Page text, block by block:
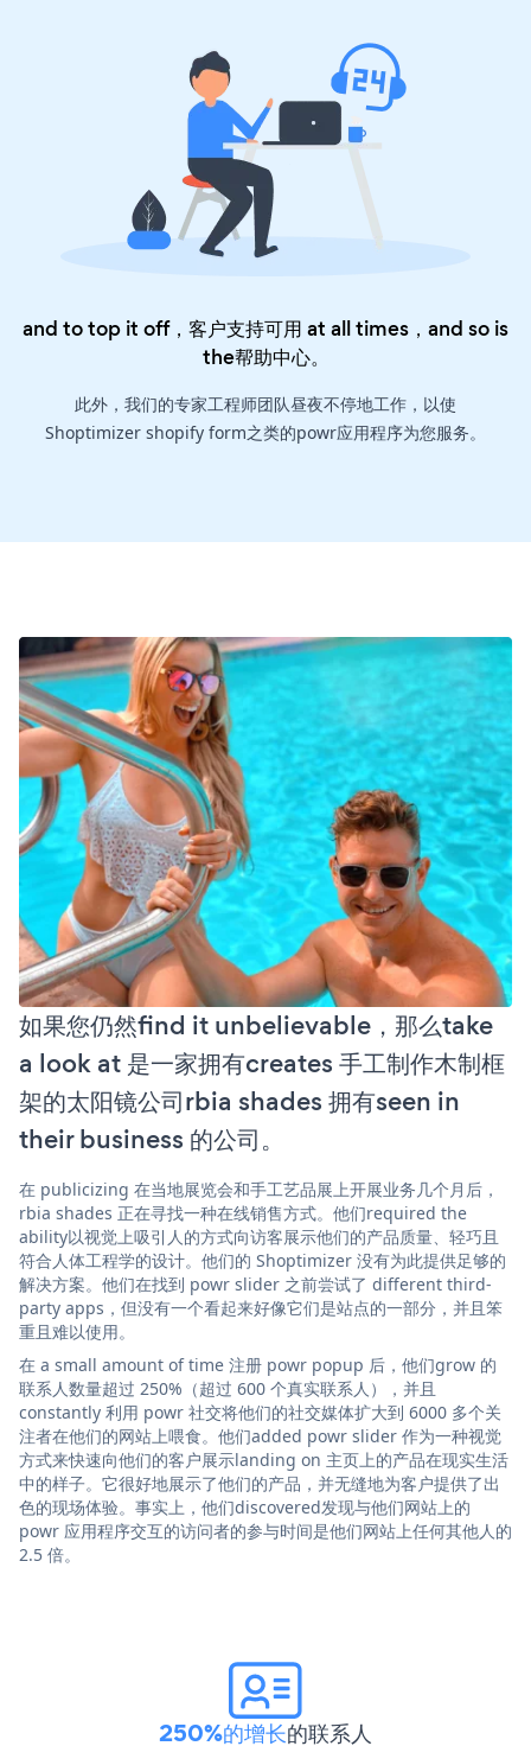
and to top it off，客户支持可用 at all times，and so is
the帮助中心。
此外，我们的专家工程师团队昼夜不停地工作，以使
Shoptimizer shopify form之类的powr应用程序为您服务。
如果您仍然find it unbelievable，那么take
a look at 是一家拥有creates 手工制作木制框
架的太阳镜公司rbia shades 拥有seen in
their business 的公司。
在 publicizing 在当地展览会和手工艺品展上开展业务几个月后，
rbia shades 正在寻找一种在线销售方式。他们required the
ability以视觉上吸引人的方式向访客展示他们的产品质量、轻巧且
符合人体工程学的设计。他们的 Shoptimizer 没有为此提供足够的
解决方案。他们在找到 powr slider 之前尝试了 different third-
party apps，但没有一个看起来好像它们是站点的一部分，并且笨
重且难以使用。
在 a small amount of time 注册 powr popup 后，他们grow 的
联系人数量超过 250%（超过 600 个真实联系人），并且
constantly 利用 powr 社交将他们的社交媒体扩大到 6000 多个关
注者在他们的网站上喂食。他们added powr slider 作为一种视觉
方式来快速向他们的客户展示landing on 主页上的产品在现实生活
中的样子。它很好地展示了他们的产品，并无缝地为客户提供了出
色的现场体验。事实上，他们discovered发现与他们网站上的
powr 应用程序交互的访问者的参与时间是他们网站上任何其他人的
2.5 倍。
250%的增长的联系人